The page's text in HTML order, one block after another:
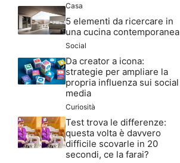
Casa
5 elementi da ricercare in
una cucina contemporanea
Social
Da creator a icona:
strategie per ampliare la
propria influenza sui social
media
Curiosità
Test trova le differenze:
questa volta è davvero
difficile scovarle in 20
secondi, ce la farai?